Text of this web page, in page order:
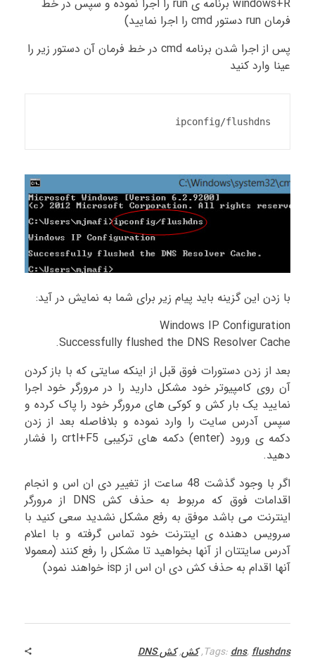
windows+R برنامه ی run را اجرا نموده و سپس در خط
فرمان run دستور cmd را اجرا نمایید)
پس از اجرا شدن برنامه cmd در خط فرمان آن دستور زیر را
عینا وارد کنید
ipconfig/flushdns
با زدن این گزینه باید پیام زیر برای شما به نمایش در آید:
Windows IP Configuration
Successfully flushed the DNS Resolver Cache.
بعد از زدن دستورات فوق قبل از اینکه سایتی که با باز کردن
آن روی کامپیوتر خود مشکل دارید را در مرورگر خود اجرا
نمایید یک بار کش و کوکی های مرورگر خود را پاک کرده و
سپس آدرس سایت را وارد نموده و بلافاصله بعد از زدن
دکمه ی ورود (enter) دکمه های ترکیبی crtl+F5 را فشار
دهید.
اگر با وجود گذشت 48 ساعت از تغییر دی ان اس و انجام
اقدامات فوق که مربوط به حذف کش DNS از مرورگر
اینترنت می باشد موفق به رفع مشکل نشدید سعی کنید با
سرویس دهنده ی اینترنت خود تماس گرفته و با اعلام
آدرس سایتتان از آنها بخواهید تا مشکل را رفع کنند (معمولا
آنها اقدام به حذف کش دی ان اس از isp خواهند نمود)
Tags:dns, flushdns
,کش,کش DNS